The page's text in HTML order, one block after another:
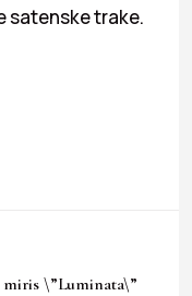
satenske trake.
\”Luminata\”